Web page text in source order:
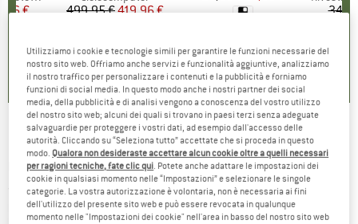
ridotto
€ Prezzo
499,95 €Prezzo ridotto
419,96 €
4,5(2)
CONTEC - Universal Holder Add.All - Supporto
manubrio
(0)
Utilizziamo i cookie e tecnologie simili per garantire le funzioni necessarie del
nostro sito web. Offriamo anche servizi e funzionalità aggiuntive, analizziamo
il nostro traffico per personalizzare i contenuti e la pubblicità e forniamo
funzioni di social media. In questo modo anche i nostri partner dei social
media, della pubblicità e di analisi vengono a conoscenza del vostro utilizzo
del nostro sito web; alcuni dei quali si trovano in paesi terzi senza adeguate
salvaguardie per proteggere i vostri dati, ad esempio dall'accesso delle
autorità. Cliccando su “Seleziona tutto” accettate che si proceda in questo
modo. Qualora non desideraste accettare alcun cookie oltre a quelli necessari
per ragioni tecniche, fate clic qui. Potete anche adattare le impostazioni dei
cookie in qualsiasi momento nelle “Impostazioni” e selezionare le singole
categorie. La vostra autorizzazione è volontaria, non è necessaria ai fini
dell'utilizzo del presente sito web e può essere revocata in qualunque
momento nelle "Impostazioni dei cookie" nell'area in basso del nostro sito web